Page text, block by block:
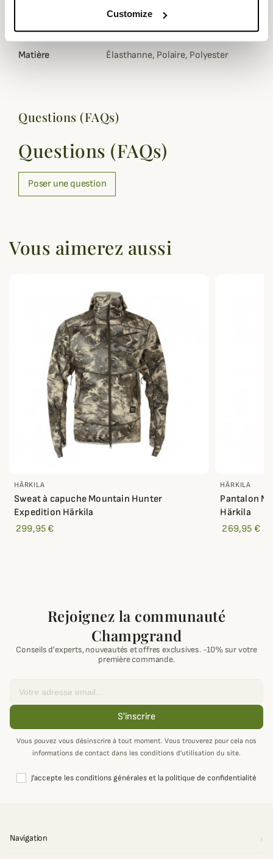
Customize
Camouflage AXIS MSP®Mountain
Matière Élasthanne, Polaire, Polyester
Questions (FAQs)
Questions (FAQs)
Poser une question
Vous aimerez aussi
HÄRKILA
Sweat à capuche Mountain Hunter
Expedition Härkila
299,95 €
HÄRKILA
Pantalon
Härkila
269,95 €
Rejoignez la communauté
Champgrand
Conseils d'experts, nouveautés et offres exclusives. -10% sur votre
première commande.
S'inscrire
Vous pouvez vous désinscrire à tout moment. Vous trouverez pour cela nos
informations de contact dans les conditions d'utilisation du site.
J'accepte les conditions générales et la politique de confidentialité
Navigation